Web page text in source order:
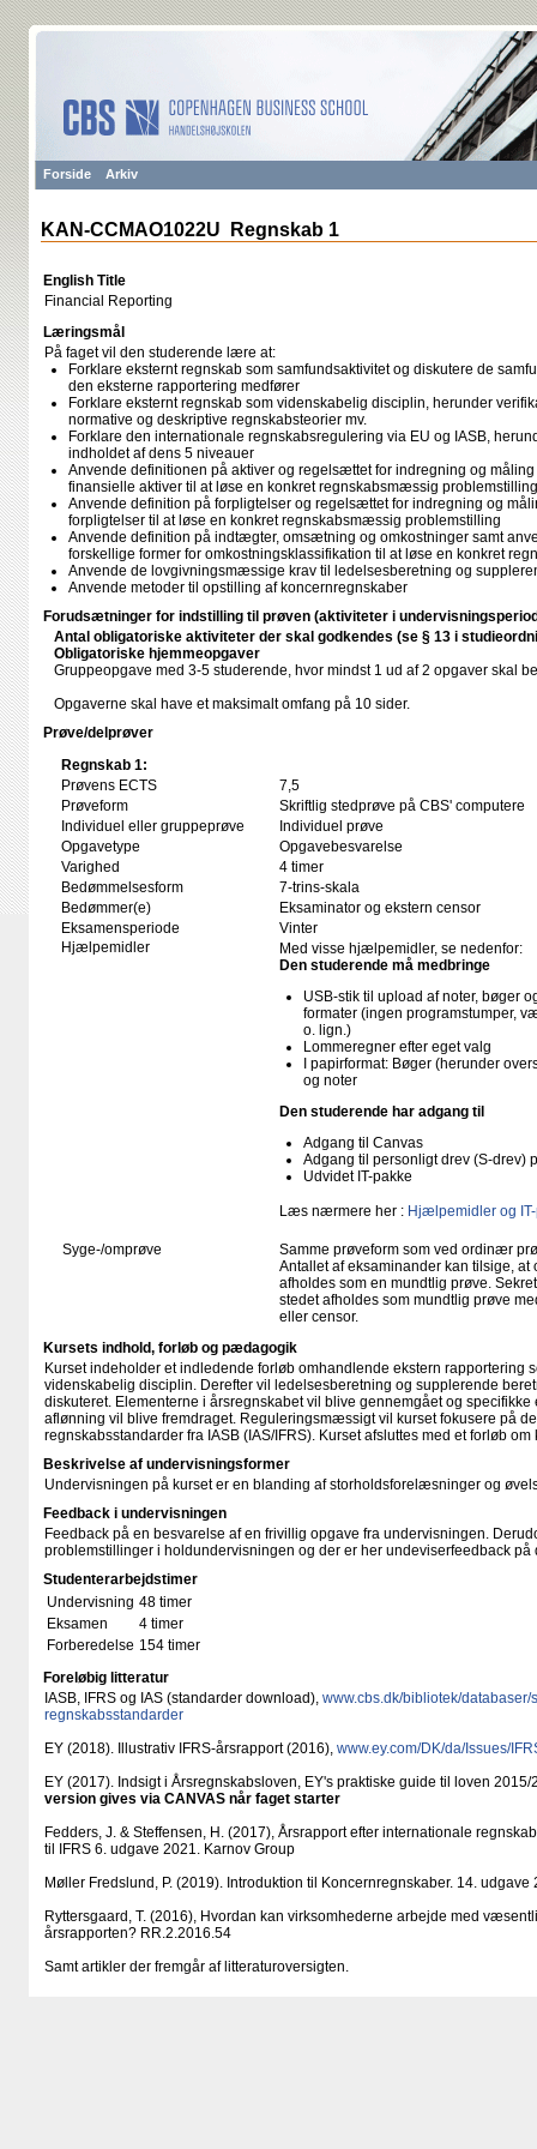
Forside Arkiv
KAN-CCMAO1022U Regnskab 1
English Title
Financial Reporting
Læringsmål
På faget vil den studerende lære at:
Forklare eksternt regnskab som samfundsaktivitet og diskutere de
den eksterne rapportering medfører
Forklare eksternt regnskab som videnskabelig disciplin, herunder
normative og deskriptive regnskabsteorier mv.
Forklare den internationale regnskabsregulering via EU og IASB,
indholdet af dens 5 niveauer
Anvende definitionen på aktiver og regelsættet for indregning og
finansielle aktiver til at løse en konkret regnskabsmæssig problemstilling
Anvende definition på forpligtelser og regelsættet for indregning og
forpligtelser til at løse en konkret regnskabsmæssig problemstilling
Anvende definition på indtægter, omsætning og omkostninger samt
forskellige former for omkostningsklassifikation til at løse en konkret
Anvende de lovgivningsmæssige krav til ledelsesberetning og
Anvende metoder til opstilling af koncernregnskaber
Forudsætninger for indstilling til prøven (aktiviteter i
Antal obligatoriske aktiviteter der skal godkendes (se § 13 i
Obligatoriske hjemmeopgaver
Gruppeopgave med 3-5 studerende, hvor mindst 1 ud af 2 opgaver skal
Opgaverne skal have et maksimalt omfang på 10 sider.
Prøve/delprøver
Regnskab 1:
Prøvens ECTS
7,5
Prøveform
Skriftlig stedprøve på CBS' computere
Individuel eller gruppeprøve
Individuel prøve
Opgavetype
Opgavebesvarelse
Varighed
4 timer
Bedømmelsesform
7-trins-skala
Bedømmer(e)
Eksaminator og ekstern censor
Eksamensperiode
Vinter
Hjælpemidler
Med visse hjælpemidler, se nedenfor:
Den studerende må medbringe
USB-stik til upload af noter, bøger
formater (ingen programstumper,
o. lign.)
Lommeregner efter eget valg
I papirformat: Bøger (herunder
og noter
Den studerende har adgang til
Adgang til Canvas
Adgang til personligt drev (S-drev)
Udvidet IT-pakke
Læs nærmere her : Hjælpemidler og
Syge-/omprøve
Samme prøveform som ved ordinær
Antallet af eksaminander kan tilsige,
afholdes som en mundtlig prøve.
stedet afholdes som mundtlig prøve
eller censor.
Kursets indhold, forløb og pædagogik
Kurset indeholder et indledende forløb omhandlende ekstern rapportering
videnskabelig disciplin. Derefter vil ledelsesberetning og supplerende
diskuteret. Elementerne i årsregnskabet vil blive gennemgået og specifikke
aflønning vil blive fremdraget. Reguleringsmæssigt vil kurset fokusere på
regnskabsstandarder fra IASB (IAS/IFRS). Kurset afsluttes med et forløb
Beskrivelse af undervisningsformer
Undervisningen på kurset er en blanding af storholdsforelæsninger og
Feedback i undervisningen
Feedback på en besvarelse af en frivillig opgave fra undervisningen.
problemstillinger i holdundervisningen og der er her undeviserfeedback på
Studenterarbejdstimer
Undervisning 48 timer
Eksamen
4 timer
Forberedelse 154 timer
Foreløbig litteratur
IASB, IFRS og IAS (standarder download), www.cbs.dk/​bibliotek/​
regnskabsstandarder
EY (2018). Illustrativ IFRS-årsrapport (2016), www.ey.com/​DK/​da/​Issues/​
EY (2017). Indsigt i Årsregnskabsloven, EY's praktiske guide til loven
version gives via CANVAS når faget starter
Fedders, J. & Steffensen, H. (2017), Årsrapport efter internationale
til IFRS 6. udgave 2021. Karnov Group
Møller Fredslund, P. (2019). Introduktion til Koncernregnskaber. 14. udgave
Ryttersgaard, T. (2016), Hvordan kan virksomhederne arbejde med
årsrapporten? RR.2.2016.54
Samt artikler der fremgår af litteraturoversigten.